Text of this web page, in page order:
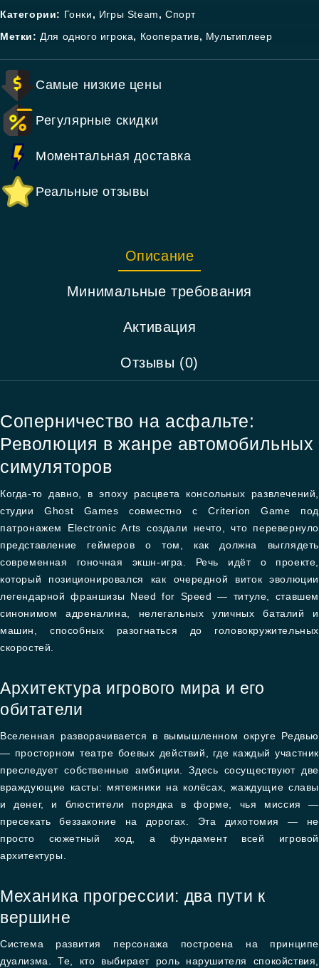
Категории: Гонки, Игры Steam,Спорт
Метки: Для одного игрока, Кооператив, Мультиплеер
Самые низкие цены
Регулярные скидки
Моментальная доставка
Реальные отзывы
Описание
Минимальные требования
Активация
Отзывы (0)
Соперничество на асфальте:
Революция в жанре автомобильных
симуляторов
Когда-то давно, в эпоху расцвета консольных развлечений,
студии Ghost Games совместно с Criterion Game под
патронажем Electronic Arts создали нечто, что перевернуло
представление геймеров о том, как должна выглядеть
современная гоночная экшн-игра. Речь идёт о проекте,
который позиционировался как очередной виток эволюции
легендарной франшизы Need for Speed — титуле, ставшем
синонимом адреналина, нелегальных уличных баталий и
машин, способных разогнаться до головокружительных
скоростей.
Архитектура игрового мира и его
обитатели
Вселенная разворачивается в вымышленном округе Редвью
— просторном театре боевых действий, где каждый участник
преследует собственные амбиции. Здесь сосуществуют две
враждующие касты: мятежники на колёсах, жаждущие славы
и денег, и блюстители порядка в форме, чья миссия —
пресекать беззаконие на дорогах. Эта дихотомия — не
просто сюжетный ход, а фундамент всей игровой
архитектуры.
Механика прогрессии: два пути к
вершине
Система развития персонажа построена на принципе
дуализма. Те, кто выбирает роль нарушителя спокойствия,